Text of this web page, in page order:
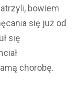
bowiem
się już od
się
chorobę.